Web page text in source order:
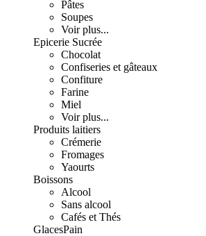
Pâtes
Soupes
Voir plus...
Epicerie Sucrée
Chocolat
Confiseries et gâteaux
Confiture
Farine
Miel
Voir plus...
Produits laitiers
Crémerie
Fromages
Yaourts
Boissons
Alcool
Sans alcool
Cafés et Thés
GlacesPain